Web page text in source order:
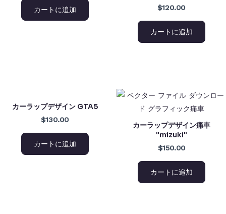
カートに追加 $120.00
カートに追加
カーラップデザイン GTA5
$130.00
カートに追加
カーラップデザイン痛車
"mizuki"
$150.00
カートに追加